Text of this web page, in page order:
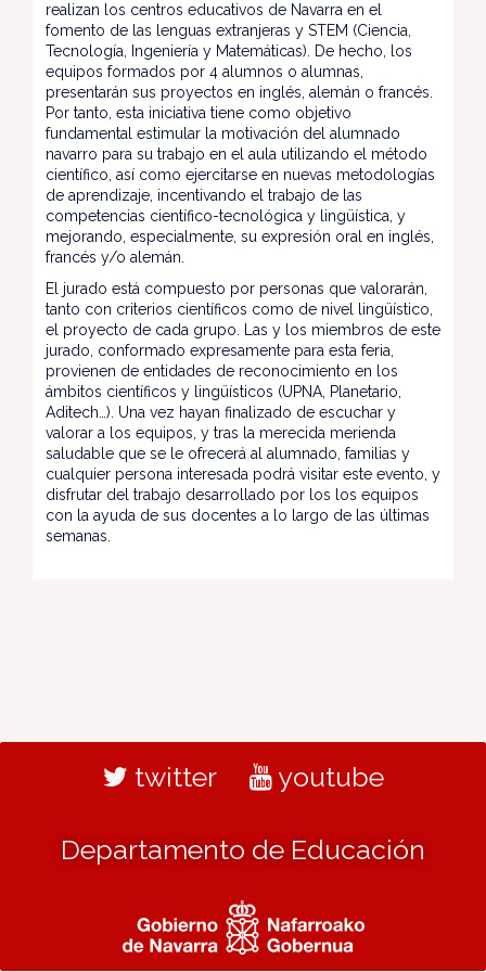
realizan los centros educativos de Navarra en el
fomento de las lenguas extranjeras y STEM (Ciencia,
Tecnología, Ingeniería y Matemáticas). De hecho, los
equipos formados por 4 alumnos o alumnas,
presentarán sus proyectos en inglés, alemán o francés.
Por tanto, esta iniciativa tiene como objetivo
fundamental estimular la motivación del alumnado
navarro para su trabajo en el aula utilizando el método
científico, así como ejercitarse en nuevas metodologías
de aprendizaje, incentivando el trabajo de las
competencias científico-tecnológica y lingüística, y
mejorando, especialmente, su expresión oral en inglés,
francés y/o alemán.
El jurado está compuesto por personas que valorarán,
tanto con criterios científicos como de nivel lingüístico,
el proyecto de cada grupo. Las y los miembros de este
jurado, conformado expresamente para esta feria,
provienen de entidades de reconocimiento en los
ámbitos científicos y lingüísticos (UPNA, Planetario,
Aditech…). Una vez hayan finalizado de escuchar y
valorar a los equipos, y tras la merecida merienda
saludable que se le ofrecerá al alumnado, familias y
cualquier persona interesada podrá visitar este evento, y
disfrutar del trabajo desarrollado por los los equipos
con la ayuda de sus docentes a lo largo de las últimas
semanas.
twitter youtube
Departamento de Educación